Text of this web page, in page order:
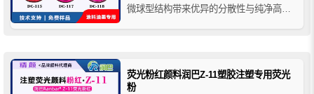
微球型结构带来优异的分散性与纯净高亮
墨行业的理想荧光着色方案。
荧光粉红颜料润巴Z-11塑胶注塑专用荧光
粉